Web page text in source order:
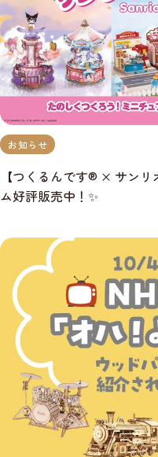
お知らせ
【つくるんです® × サン
ム好評販売中！✨